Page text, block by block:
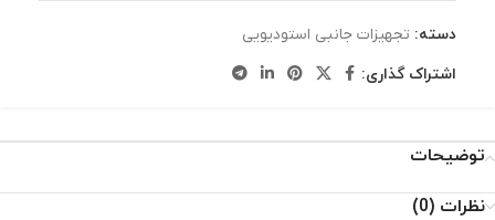
دسته: تجهیزات جانبی استودیویی
اشتراک گذاری:
توضیحات
نظرات (0)